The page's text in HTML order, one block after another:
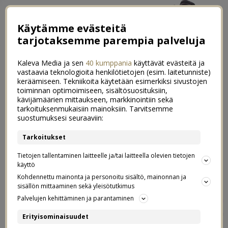
←Miten kävi lääkärissä
Mallorca lasten silmin→
Tyylini kolmella sanalla
04.06.2016
Olen mukana Indiedaysin ja Bio Luvilin
sanalla -kampanjassa
Käytämme evästeitä
tarjotaksemme parempia palveluja
Kaleva Media ja sen 40 kumppania käyttävät evästeitä ja
vastaavia teknologioita henkilötietojen (esim. laitetunniste)
keräämiseen. Tekniikoita käytetään esimerkiksi sivustojen
toiminnan optimoimiseen, sisältösuosituksiin,
kävijämäärien mittaukseen, markkinointiin sekä
tarkoituksenmukaisiin mainoksiin. Tarvitsemme
suostumuksesi seuraaviin:
Tarkoitukset
Tietojen tallentaminen laitteelle ja/tai laitteella olevien tietojen
käyttö
Kohdennettu mainonta ja personoitu sisältö, mainonnan ja
sisällön mittaaminen sekä yleisötutkimus
Palvelujen kehittäminen ja parantaminen
Erityisominaisuudet